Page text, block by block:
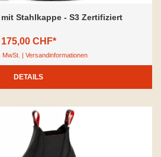
Stahlkappe - S3 Zertifiziert
175,00 CHF*
MwSt. | Versandinformationen
DETAILS